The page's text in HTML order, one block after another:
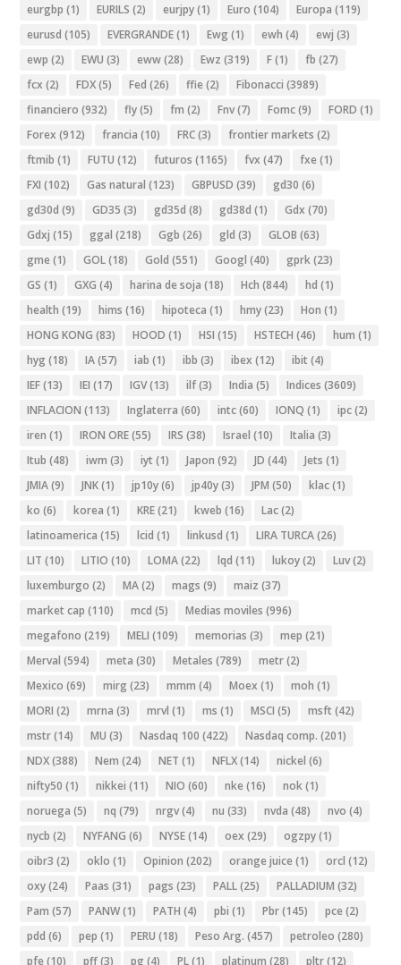
eurgbp (1) EURILS (2) eurjpy(1) Euro (104) Europa (119)
eurusd (105) EVERGRANDE(1) Ewg (1) ewh (4) ewj (3)
ewp (2) EWU (3) eww(28) Ewz (319) F(1) fb (27)
fcx (2) FDX(5) Fed (26) ffie (2) Fibonacci (3989)
financiero (932) fly(5) fm (2) Fnv(7) Fomc(9) FORD (1)
Forex (912) francia (10) FRC(3) frontier markets (2)
ftmib (1) FUTU (12) futuros (1165) fvx (47) fxe (1)
FXI (102) Gas natural (123) GBPUSD (39) gd30 (6)
gd30d (9) GD35 (3) gd35d (8) gd38d (1) Gdx (70)
Gdxj (15) ggal (218) Ggb (26) gld (3) GLOB (63)
gme (1) GOL(18) Gold (551) Googl (40) gprk(23)
GS (1) GXG (4) harina de soja (18) Hch (844) hd (1)
health (19) hims (16) hipoteca (1) hmy(23) Hon (1)
HONG KONG (83) HOOD (1) HSI (15) HSTECH (46) hum (1)
hyg (18) IA(57) iab (1) ibb (3) ibex (12) ibit (4)
IEF(13) IEI (17) IGV(13) ilf(3) India (5) Indices (3609)
INFLACION (113) Inglaterra (60) intc(60) IONQ (1) ipc(2)
iren (1) IRON ORE(55) IRS (38) Israel (10) Italia (3)
Itub (48) iwm (3) iyt (1) Japon (92) JD (44) Jets (1)
JMIA(9) JNK(1) jp10y(6) jp40y(3) JPM (50) klac(1)
ko (6) korea (1) KRE(21) kweb (16) Lac(2)
latinoamerica (15) lcid (1) linkusd (1) LIRA TURCA(26)
LIT (10) LITIO (10) LOMA(22) lqd (11) lukoy(2) Luv(2)
luxemburgo (2) MA(2) mags (9) maiz (37)
market cap (110) mcd (5) Medias moviles (996)
megafono (219) MELI (109) memorias (3) mep (21)
Merval (594) meta (30) Metales (789) metr(2)
Mexico (69) mirg (23) mmm (4) Moex (1) moh (1)
MORI (2) mrna (3) mrvl (1) ms (1) MSCI (5) msft (42)
mstr(14) MU (3) Nasdaq 100 (422) Nasdaq comp. (201)
NDX(388) Nem (24) NET (1) NFLX(14) nickel (6)
nifty50 (1) nikkei (11) NIO (60) nke (16) nok(1)
noruega (5) nq (79) nrgv(4) nu (33) nvda (48) nvo (4)
nycb (2) NYFANG (6) NYSE(14) oex (29) ogzpy(1)
oibr3 (2) oklo (1) Opinion (202) orange juice (1) orcl (12)
oxy(24) Paas (31) pags (23) PALL(25) PALLADIUM (32)
Pam (57) PANW(1) PATH (4) pbi (1) Pbr(145) pce (2)
pdd (6) pep (1) PERU (18) Peso Arg. (457) petroleo (280)
pfe (10) pff(3) pg (4) PL(1) platinum (28) pltr(12)